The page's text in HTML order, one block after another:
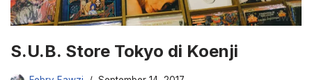
S.U.B. Store Tokyo di Koenji